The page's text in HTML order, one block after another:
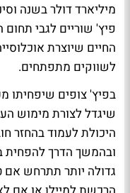
מיליארד דולר בשנה
פיץ' שוריים לגבי
החיים שיוצרת
לשווקים מתפתחים.
בפיץ' צופים שיפחיתו
שיגדל לצורת מימוש
היכולת לעמוד בהחזר
ובהמשך הדרך להפחית
גדולה יותר תתרחש